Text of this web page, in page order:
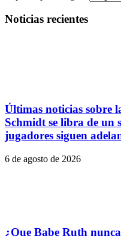
Noticias recientes
Últimas noticias sobre
Schmidt se libra de un
jugadores siguen
6 de agosto de 2026
¿Que Babe Ruth